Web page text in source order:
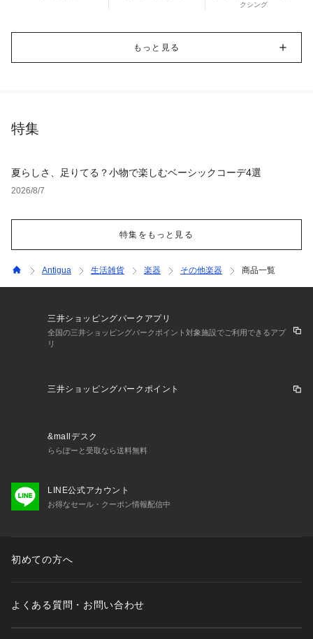
クシング
もっと見る
特集
夏らしさ、足りてる？小物で楽しむベーシックコーデ4選
2026/8/7
特集をもっと見る
Antigua 生活雑貨 楽器 その他楽器 商品一覧
三井ショッピングパークアプリ
全国の三井ショッピングパークポイント対象施設でご利用できるアプ
リ
三井ショッピングパークポイント
&mallデスク
ららぽーと受取なら送料無料
LINE公式アカウント
お得なセール・クーポン情報配信中
初めての方へ
よくある質問・お問い合わせ